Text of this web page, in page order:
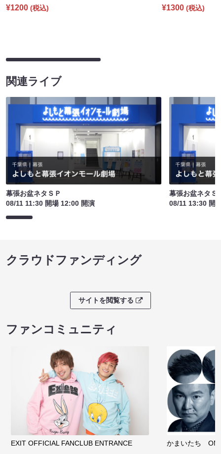
¥1200 (税込)
¥1300 (税込)
関連ライブ
幕張お盆ネタＳＰ
08/11 11:30 開場 12:00 開演
幕張お盆ネタＳ
08/11 13:30 開
クラウドファンディング
サイトを閲覧する
ファンコミュニティ
EXIT OFFICIAL FANCLUB ENTRANCE かまいたち